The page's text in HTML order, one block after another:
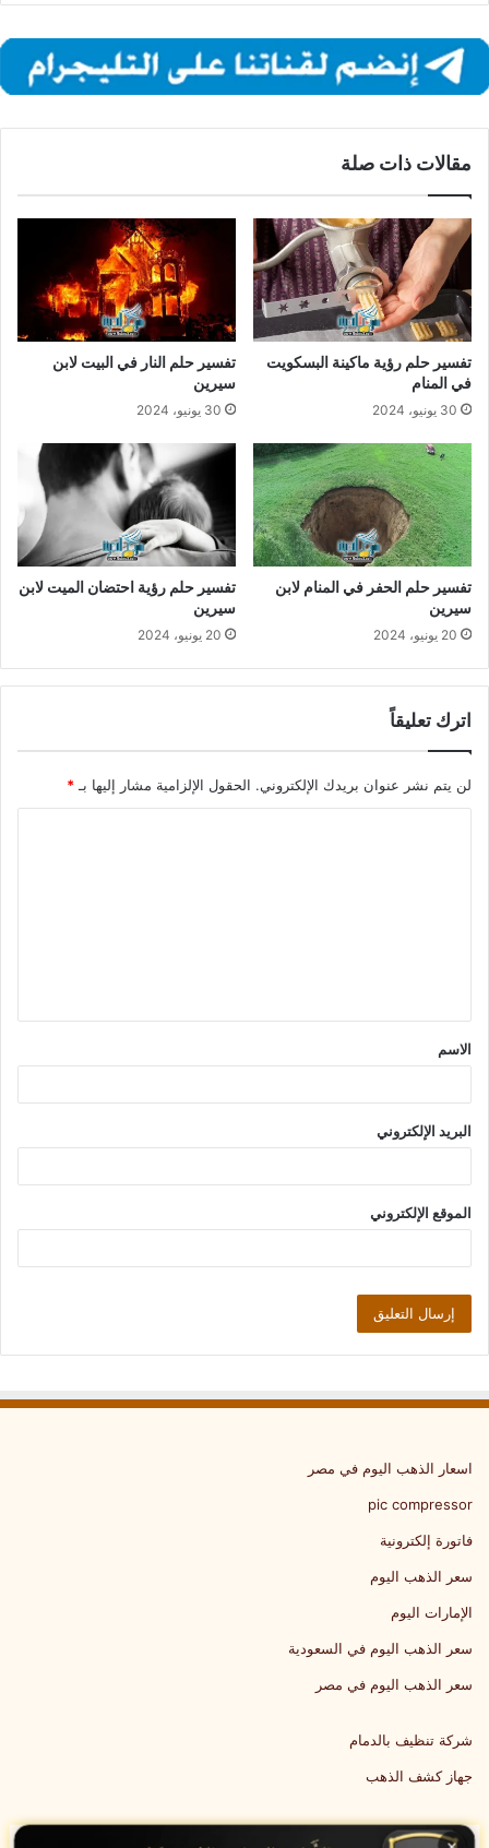
مقالات ذات صلة
تفسير حلم رؤية ماكينة البسكويت
في المنام
30 يونيو، 2024
تفسير حلم النار في البيت لابن
سيرين
30 يونيو، 2024
تفسير حلم الحفر في المنام لابن
سيرين
20 يونيو، 2024
تفسير حلم رؤية احتضان الميت لابن
سيرين
20 يونيو، 2024
اترك تعليقاً
لن يتم نشر عنوان بريدك الإلكتروني. الحقول الإلزامية مشار إليها بـ *
ق
*
الاسم
البريد الإلكتروني
الموقع الإلكتروني
اسعار الذهب اليوم في مصر
pic compressor
فاتورة إلكترونية
سعر الذهب اليوم
الإمارات اليوم
سعر الذهب اليوم في السعودية
سعر الذهب اليوم في مصر
شركة تنظيف بالدمام
جهاز كشف الذهب